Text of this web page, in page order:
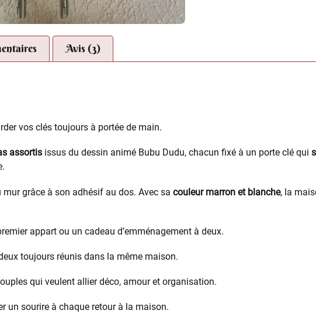
Avis (3)
vos clés toujours à portée de main.
assortis issus du dessin animé Bubu Dudu, chacun fixé à un porte clé qui
grâce à son adhésif au dos. Avec sa couleur marron et blanche, la
appart ou un cadeau d’emménagement à deux.
toujours réunis dans la même maison.
qui veulent allier déco, amour et organisation.
un sourire à chaque retour à la maison.